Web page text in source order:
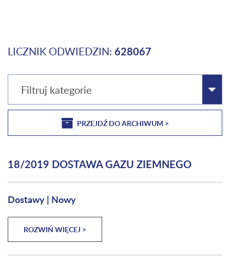
LICZNIK ODWIEDZIN: 628067
Filtruj kategorie
PRZEJDŹ DO ARCHIWUM >
18/2019 DOSTAWA GAZU ZIEMNEGO
Dostawy| Nowy
ROZWIŃ WIĘCEJ >